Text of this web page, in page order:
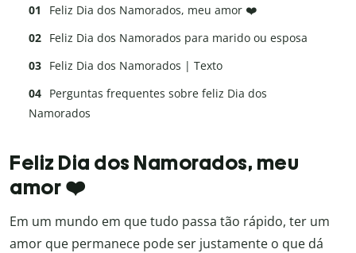
Feliz Dia dos Namorados, meu amor ❤️
Feliz Dia dos Namorados para marido ou esposa
Feliz Dia dos Namorados | Texto
Perguntas frequentes sobre feliz Dia dos
Namorados
Feliz Dia dos Namorados, meu
amor ❤️
Em um mundo em que tudo passa tão rápido, ter um
amor que permanece pode ser justamente o que dá